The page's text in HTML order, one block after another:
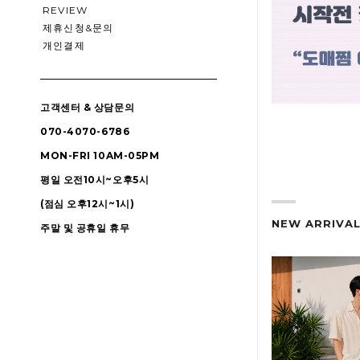
REVIEW
제휴신청&문의
개인결제
고객센터 & 상담문의
070-4070-6786
MON-FRI 10AM-05PM
평일 오전10시~오후5시
(점심 오후12시~1시)
주말 및 공휴일 휴무
NEW